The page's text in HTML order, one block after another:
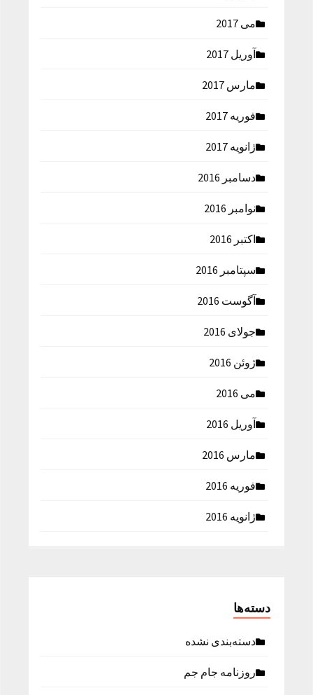
می 2017
آوریل 2017
مارس 2017
فوریه 2017
ژانویه 2017
دسامبر 2016
نوامبر 2016
اکتبر 2016
سپتامبر 2016
آگوست 2016
جولای 2016
ژوئن 2016
می 2016
آوریل 2016
مارس 2016
فوریه 2016
ژانویه 2016
دسته‌ها
دسته‌بندی نشده
روزنامه جام جم